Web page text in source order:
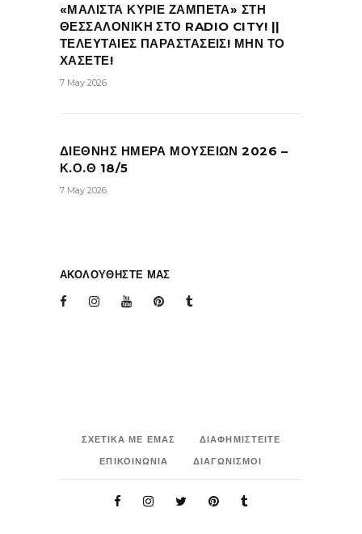
«ΜΑΛΙΣΤΑ ΚΥΡΙΕ ΖΑΜΠΕΤΑ» ΣΤΗ
ΘΕΣΣΑΛΟΝΙΚΗ ΣΤΟ RADIO CITY! ||
ΤΕΛΕΥΤΑΙΕΣ ΠΑΡΑΣΤΑΣΕΙΣ! ΜΗΝ ΤΟ
ΧΑΣΕΤΕ!
7 May 2026
ΔΙΕΘΝΗΣ ΗΜΕΡΑ ΜΟΥΣΕΙΩΝ 2026 –
Κ.Ο.Θ 18/5
7 May 2026
ΑΚΟΛΟΥΘΗΣΤΕ ΜΑΣ
ΣΧΕΤΙΚΑ ΜΕ ΕΜΑΣ
ΔΙΑΦΗΜΙΣΤΕΙΤΕ
ΕΠΙΚΟΙΝΩΝΙΑ
ΔΙΑΓΩΝΙΣΜΟΙ